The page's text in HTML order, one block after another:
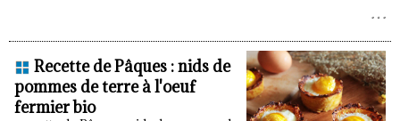
Recette de Pâques : nids de
pommes de terre à l'oeuf
fermier bio